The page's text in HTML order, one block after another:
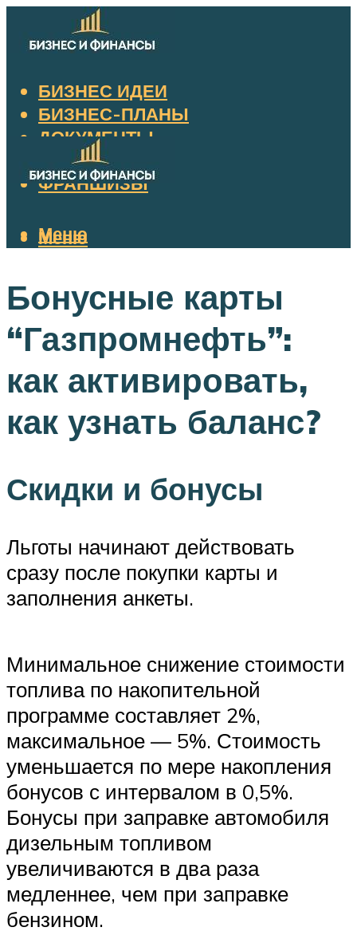
БИЗНЕС ИДЕИ
БИЗНЕС-ПЛАНЫ
ДОКУМЕНТЫ
НАЛОГИ
ФРАНШИЗЫ
Меню
Меню
Бонусные карты
“Газпромнефть”:
как активировать,
как узнать баланс?
Скидки и бонусы
Льготы начинают действовать
сразу после покупки карты и
заполнения анкеты.
Минимальное снижение стоимости
топлива по накопительной
программе составляет 2%,
максимальное — 5%. Стоимость
уменьшается по мере накопления
бонусов с интервалом в 0,5%.
Бонусы при заправке автомобиля
дизельным топливом
увеличиваются в два раза
медленнее, чем при заправке
бензином.